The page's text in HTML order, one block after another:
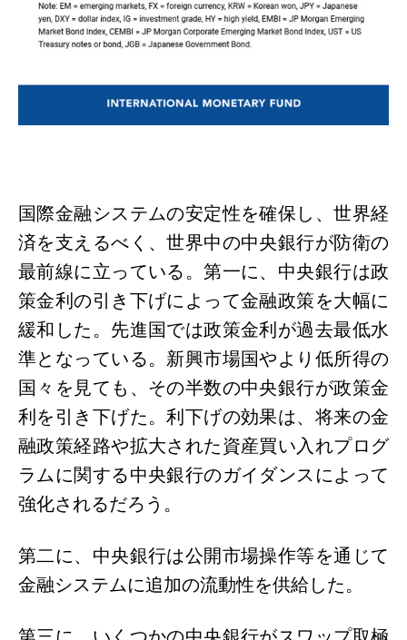
国際金融システムの安定性を確保し、世界経
済を支えるべく、世界中の中央銀行が防衛の
最前線に立っている。第一に、中央銀行は政
策金利の引き下げによって金融政策を大幅に
緩和した。先進国では政策金利が過去最低水
準となっている。新興市場国やより低所得の
国々を見ても、その半数の中央銀行が政策金
利を引き下げた。利下げの効果は、将来の金
融政策経路や拡大された資産買い入れプログ
ラムに関する中央銀行のガイダンスによって
強化されるだろう。
第二に、中央銀行は公開市場操作等を通じて
金融システムに追加の流動性を供給した。